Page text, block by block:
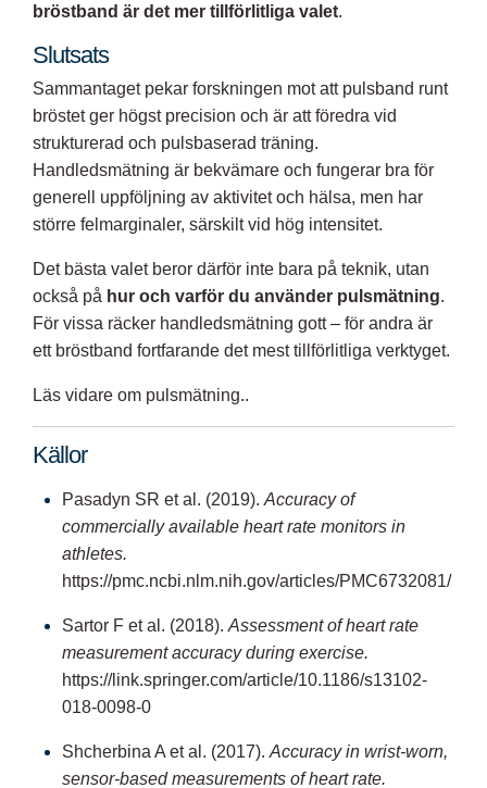
bröstband är det mer tillförlitliga valet.
Slutsats
Sammantaget pekar forskningen mot att pulsband runt
bröstet ger högst precision och är att föredra vid
strukturerad och pulsbaserad träning.
Handledsmätning är bekvämare och fungerar bra för
generell uppföljning av aktivitet och hälsa, men har
större felmarginaler, särskilt vid hög intensitet.
Det bästa valet beror därför inte bara på teknik, utan
också på hur och varför du använder pulsmätning.
För vissa räcker handledsmätning gott – för andra är
ett bröstband fortfarande det mest tillförlitliga verktyget.
Läs vidare om pulsmätning..
Källor
Pasadyn SR et al. (2019).Accuracy of
commercially available heart rate monitors in
athletes.
https://pmc.ncbi.nlm.nih.gov/articles/PMC6732081/
Sartor F et al. (2018).Assessment of heart rate
measurement accuracy during exercise.
https://link.springer.com/article/10.1186/s13102-
018-0098-0
Shcherbina A et al. (2017).Accuracy in wrist-worn,
sensor-based measurements of heart rate.